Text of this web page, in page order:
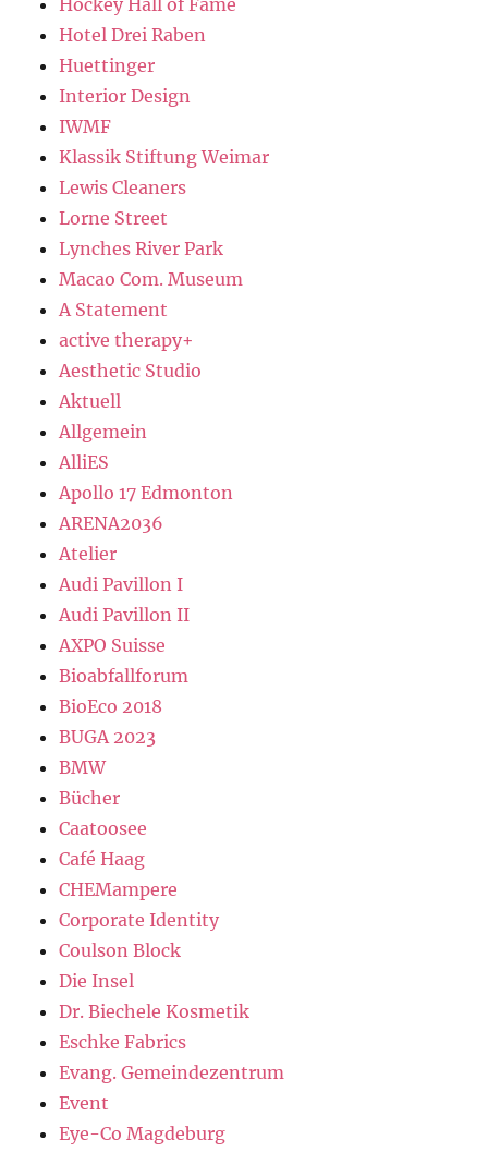
Hockey Hall of Fame
Hotel Drei Raben
Huettinger
Interior Design
IWMF
Klassik Stiftung Weimar
Lewis Cleaners
Lorne Street
Lynches River Park
Macao Com. Museum
A Statement
active therapy+
Aesthetic Studio
Aktuell
Allgemein
AlliES
Apollo 17 Edmonton
ARENA2036
Atelier
Audi Pavillon I
Audi Pavillon II
AXPO Suisse
Bioabfallforum
BioEco 2018
BUGA 2023
BMW
Bücher
Caatoosee
Café Haag
CHEMampere
Corporate Identity
Coulson Block
Die Insel
Dr. Biechele Kosmetik
Eschke Fabrics
Evang. Gemeindezentrum
Event
Eye-Co Magdeburg